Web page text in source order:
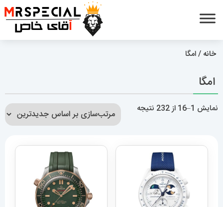
خانه / امگا
امگا
نمایش 1–16 از 232 نتیجه
مرتب‌سازی
جدیدترین